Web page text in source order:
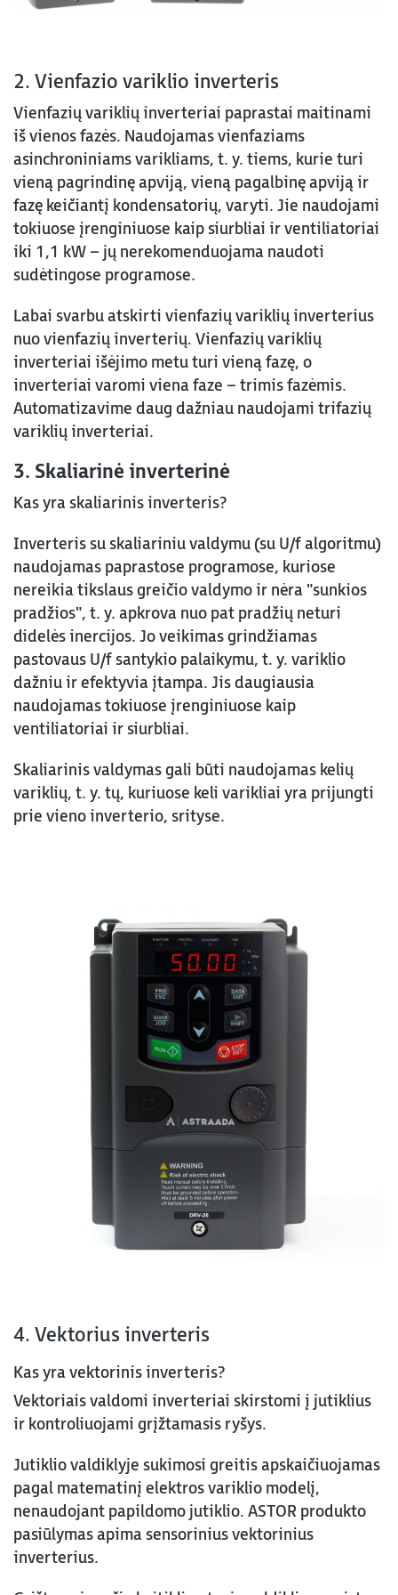
2. Vienfazio variklio inverteris
Vienfazių variklių inverteriai paprastai maitinami
iš vienos fazės. Naudojamas vienfaziams
asinchroniniams varikliams, t. y. tiems, kurie turi
vieną pagrindinę apviją, vieną pagalbinę apviją ir
fazę keičiantį kondensatorių, varyti. Jie naudojami
tokiuose įrenginiuose kaip siurbliai ir ventiliatoriai
iki 1,1 kW – jų nerekomenduojama naudoti
sudėtingose programose.
Labai svarbu atskirti vienfazių variklių inverterius
nuo vienfazių inverterių. Vienfazių variklių
inverteriai išėjimo metu turi vieną fazę, o
inverteriai varomi viena faze – trimis fazėmis.
Automatizavime daug dažniau naudojami trifazių
variklių inverteriai.
3. Skaliarinė inverterinė
Kas yra skaliarinis inverteris?
Inverteris su skaliariniu valdymu (su U/f algoritmu)
naudojamas paprastose programose, kuriose
nereikia tikslaus greičio valdymo ir nėra "sunkios
pradžios", t. y. apkrova nuo pat pradžių neturi
didelės inercijos. Jo veikimas grindžiamas
pastovaus U/f santykio palaikymu, t. y. variklio
dažniu ir efektyvia įtampa. Jis daugiausia
naudojamas tokiuose įrenginiuose kaip
ventiliatoriai ir siurbliai.
Skaliarinis valdymas gali būti naudojamas kelių
variklių, t. y. tų, kuriuose keli varikliai yra prijungti
prie vieno inverterio, srityse.
4. Vektorius inverteris
Kas yra vektorinis inverteris?
Vektoriais valdomi inverteriai skirstomi į jutiklius
ir kontroliuojami grįžtamasis ryšys.
Jutiklio valdiklyje sukimosi greitis apskaičiuojamas
pagal matematinį elektros variklio modelį,
nenaudojant papildomo jutiklio. ASTOR produkto
pasiūlymas apima sensorinius vektorinius
inverterius.